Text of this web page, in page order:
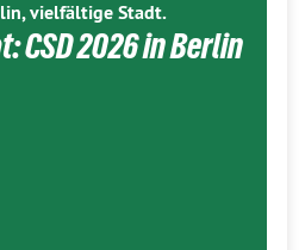
vielfältige Stadt.
CSD 2026 in Berlin